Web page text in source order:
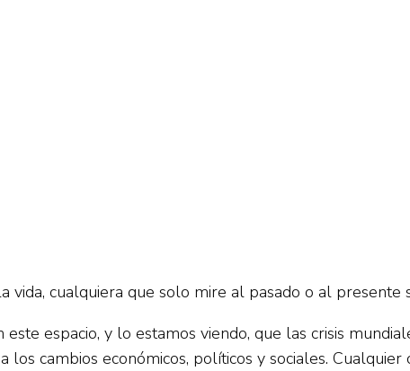
vida, cualquiera que solo mire al pasado o al presente
este espacio, y lo estamos viendo, que las crisis
los cambios económicos, políticos y sociales.